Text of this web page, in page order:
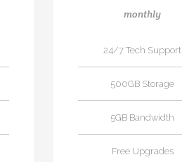
monthly
24/7 Tech Support
500GB Storage
5GB Bandwidth
Free Upgrades